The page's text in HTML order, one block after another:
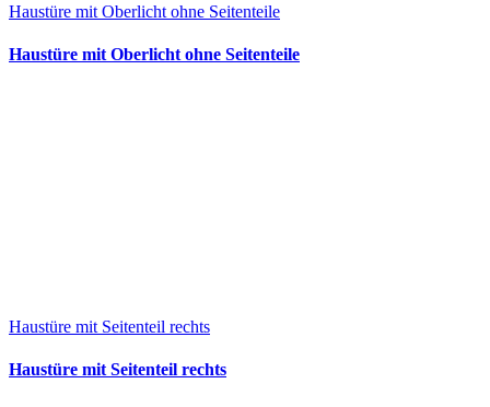
Haustüre mit Oberlicht ohne Seitenteile
Haustüre mit Oberlicht ohne Seitenteile
Haustüre mit Seitenteil rechts
Haustüre mit Seitenteil rechts